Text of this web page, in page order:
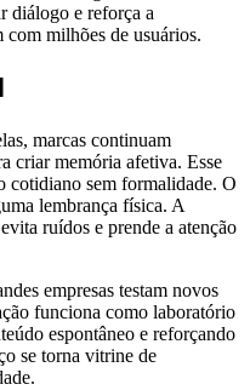
diálogo e reforça a
milhões de usuários.
marcas continuam
criar memória afetiva. Esse
cotidiano sem formalidade. O
lembrança física. A
ruídos e prende a atenção
empresas testam novos
funciona como laboratório
espontâneo e reforçando
se torna vitrine de